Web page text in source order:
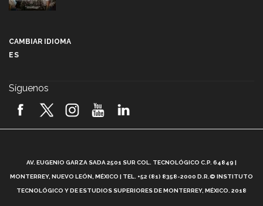
2026! (video)
¿Cómo es el Modelo Educativo Tec? (video)
CAMBIAR IDIOMA
ES
Síguenos
AV. EUGENIO GARZA SADA 2501 SUR COL. TECNOLÓGICO C.P. 64849 |
MONTERREY, NUEVO LEÓN, MÉXICO | TEL. +52 (81) 8358-2000 D.R.© INSTITUTO
TECNOLÓGICO Y DE ESTUDIOS SUPERIORES DE MONTERREY, MÉXICO. 2018